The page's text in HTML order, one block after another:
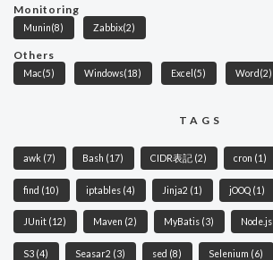
Monitoring
Munin(8) Zabbix(2)
Others
Mac(5) Windows(18) Excel (5) Word (2)
TAGS
awk (7) Bash (17) CIDR表記 (2) cron (1)
find (10) iptables (4) Jinja2 (1) jOOQ (1)
JUnit (12) Maven (2) MyBatis (3) Node.js
S3 (4) Seasar2 (3) sed (8) Selenium (6)